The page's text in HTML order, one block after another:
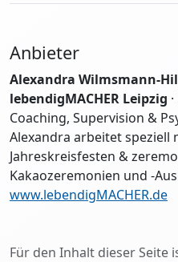
Anbieter
Alexandra Wilmsmann-
lebendigMACHER Leipzig
Coaching, Supervision &
Alexandra arbeitet speziell
Jahreskreisfesten &
Kakaozeremonien und -
www.lebendigMACHER.de
Für den Inhalt dieser Seite